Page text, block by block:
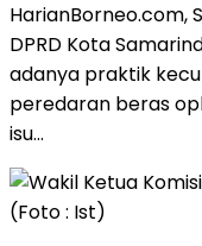
HarianBorneo.com,
DPRD Kota
adanya praktik
peredaran beras
isu…